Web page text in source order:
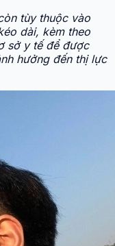
tùy thuộc vào
dài, kèm theo
sở y tế để được
hưởng đến thị lực